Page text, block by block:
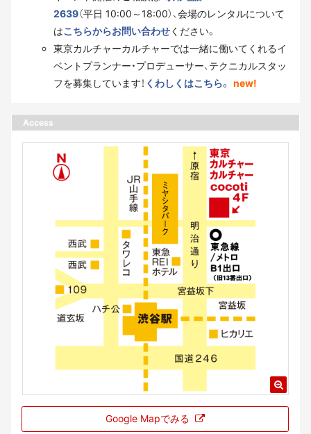
2639（平日 10:00～18:00）、会場のレンタルについて
はこちらからお問い合わせください。
東京カルチャーカルチャーでは一緒に働いてくれるイ
ベントプランナー・プロデューサー、テクニカルスタッ
フを募集しています！ くわしくはこちら。 new!
Access
Google Mapでみる